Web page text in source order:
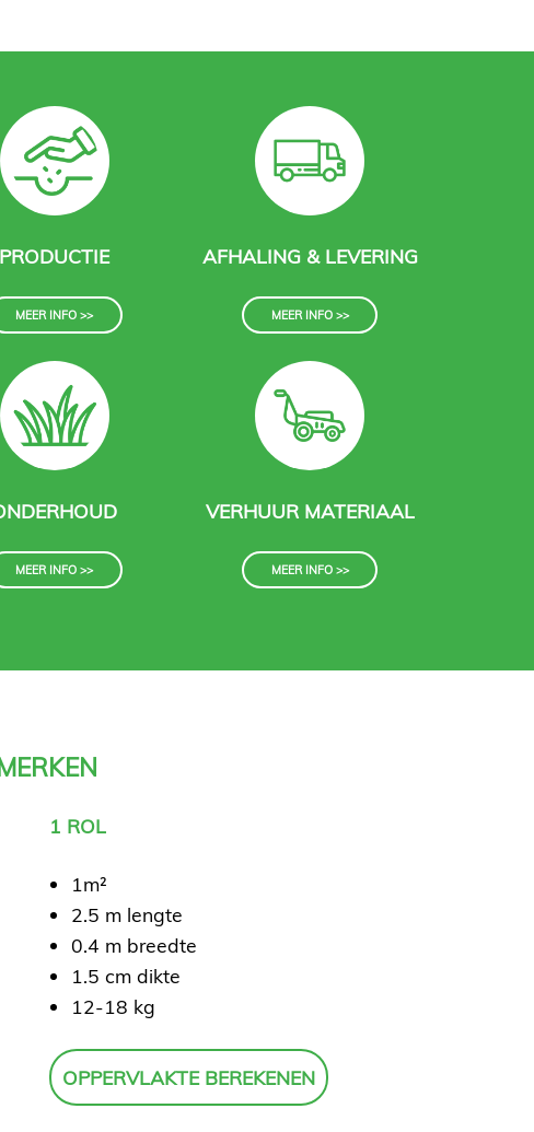
PRODUCTIE
MEER INFO >>
AFHALING & LEVERING
MEER INFO >>
MEER INFO >>
VERHUUR MATERIAAL
MEER INFO >>
1 ROL
1m²
2.5 m lengte
0.4 m breedte
1.5 cm dikte
12-18 kg
OPPERVLAKTE BEREKENEN